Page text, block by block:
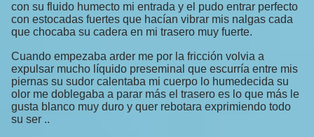
con su fluido humecto mi entrada y el pudo entrar perfecto
con estocadas fuertes que hacían vibrar mis nalgas cada
que chocaba su cadera en mi trasero muy fuerte.
Cuando empezaba arder me por la fricción volvia a
expulsar mucho líquido preseminal que escurría entre mis
piernas su sudor calentaba mi cuerpo lo humedecida su
olor me doblegaba a parar más el trasero es lo que más le
gusta blanco muy duro y quer rebotara exprimiendo todo
su ser ..